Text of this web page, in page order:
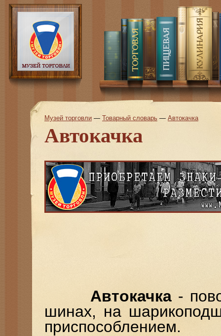
Музей торговли — Товарный словарь — Автокачка
Автокачка
Автокачка-
шинах, на
приспособлением.